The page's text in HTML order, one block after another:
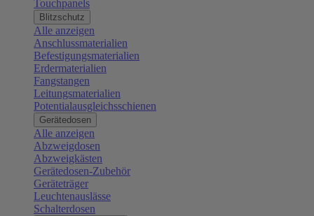
Touchpanels
Blitzschutz
Alle anzeigen
Anschlussmaterialien
Befestigungsmaterialien
Erdermaterialien
Fangstangen
Leitungsmaterialien
Potentialausgleichsschienen
Gerätedosen
Alle anzeigen
Abzweigdosen
Abzweigkästen
Gerätedosen-Zubehör
Geräteträger
Leuchtenauslässe
Schalterdosen